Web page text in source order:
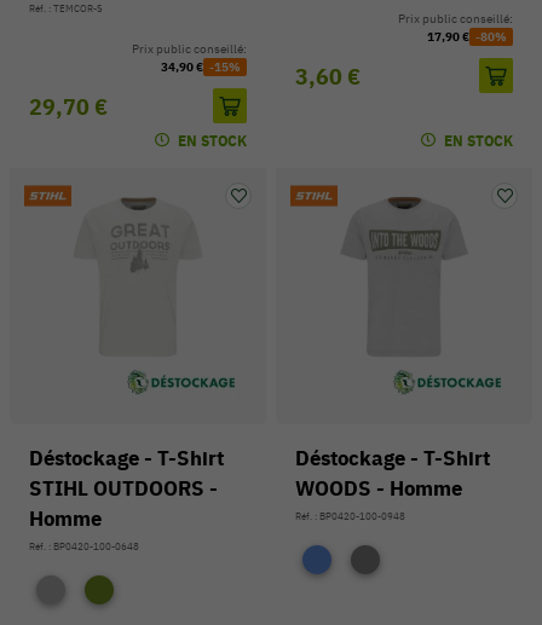
Réf. : TEMCOR-S
29,70 €
Prix public conseillé:
34,90 € -15%
EN STOCK
3,60 €
Prix public conseillé:
17,90 € -80%
EN STOCK
Déstockage - T-Shirt
STIHL OUTDOORS -
Homme
Réf. : BP0420-100-0648
Déstockage - T-Shirt
WOODS - Homme
Réf. : BP0420-100-0948